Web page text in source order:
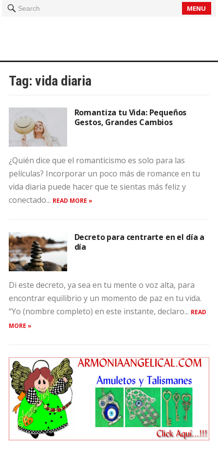
Search MENU
Tag: vida diaria
Romantiza tu Vida: Pequeños
Gestos, Grandes Cambios
¿Quién dice que el romanticismo es solo para las
películas? Incorporar un poco más de romance en tu
vida diaria puede hacer que te sientas más feliz y
conectado... READ MORE »
Decreto para centrarte en el día a
día
Di este decreto, ya sea en tu mente o voz alta, para
encontrar equilibrio y un momento de paz en tu vida.
“Yo (nombre completo) en este instante, declaro... READ
MORE »